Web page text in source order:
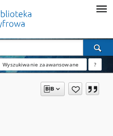
Wyszukiwanie zaawansowane ?